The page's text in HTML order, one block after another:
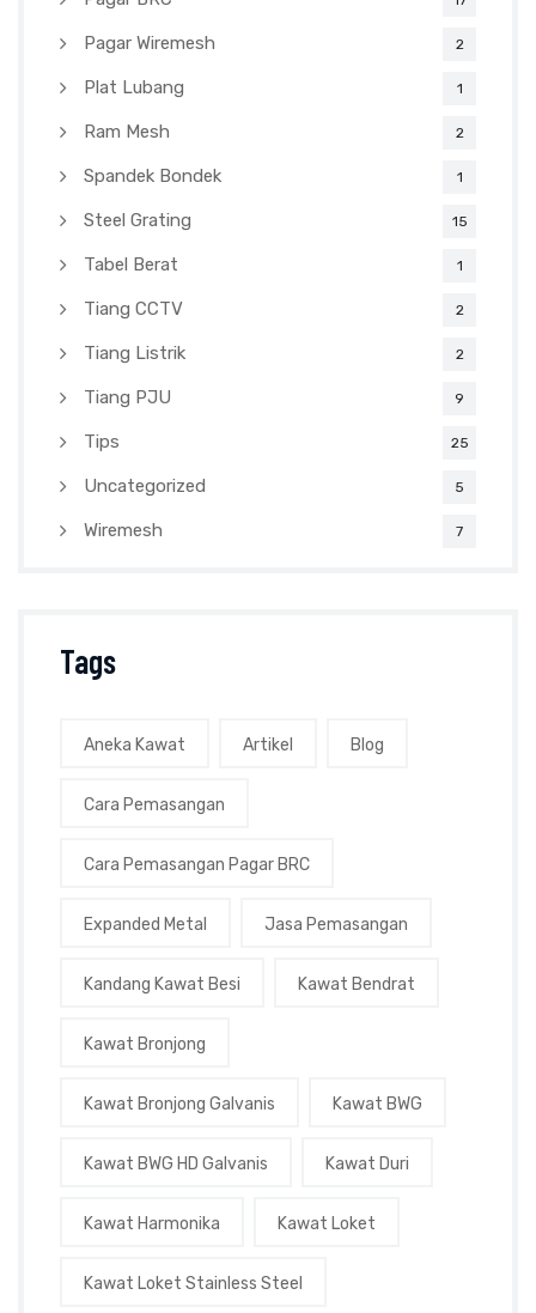
Pagar Wiremesh 2
Plat Lubang 1
Ram Mesh 2
Spandek Bondek 1
Steel Grating 15
Tabel Berat 1
Tiang CCTV 2
Tiang Listrik 2
Tiang PJU 9
Tips 25
Uncategorized 5
Wiremesh 7
Tags
Aneka Kawat Artikel Blog
Cara Pemasangan
Cara Pemasangan Pagar BRC
Expanded Metal Jasa Pemasangan
Kandang Kawat Besi Kawat Bendrat
Kawat Bronjong
Kawat Bronjong Galvanis Kawat BWG
Kawat BWG HD Galvanis Kawat Duri
Kawat Harmonika Kawat Loket
Kawat Loket Stainless Steel